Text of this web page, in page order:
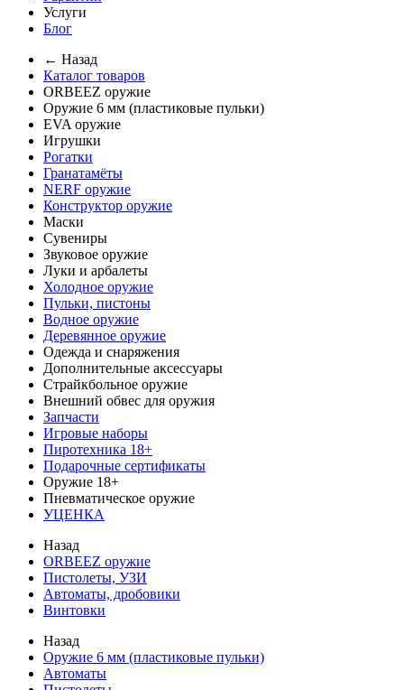
Услуги
Блог
← Назад
Каталог товаров
ORBEEZ оружие
Оружие 6 мм (пластиковые пульки)
EVA оружие
Игрушки
Рогатки
Гранатамёты
NERF оружие
Конструктор оружие
Маски
Сувениры
Звуковое оружие
Луки и арбалеты
Холодное оружие
Пульки, пистоны
Водное оружие
Деревянное оружие
Одежда и снаряжения
Дополнительные аксессуары
Страйкбольное оружие
Внешний обвес для оружия
Запчасти
Игровые наборы
Пиротехника 18+
Подарочные сертификаты
Оружие 18+
Пневматическое оружие
УЦЕНКА
Назад
ORBEEZ оружие
Пистолеты, УЗИ
Автоматы, дробовики
Винтовки
Назад
Оружие 6 мм (пластиковые пульки)
Автоматы